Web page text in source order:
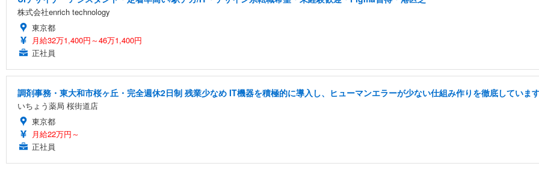
株式会社enrich technology
東京都
月給32万1,400円～46万1,400円
正社員
調剤事務・東大和市桜ヶ丘・完全週休2日制 残業少なめ IT機器を積極的に導入し、ヒューマンエラーが少ない仕組み作りを徹底していま
いちょう薬局 桜街道店
東京都
月給22万円～
正社員